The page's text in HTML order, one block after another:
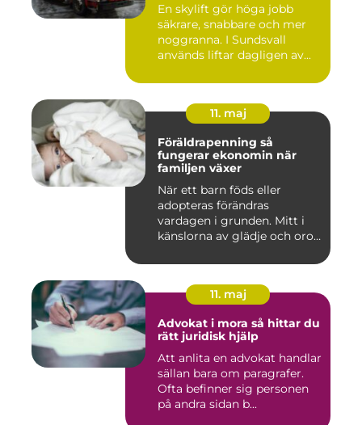
En skylift gör höga jobb
säkrare, snabbare och mer
noggranna. I Sundsvall
används liftar dagligen av...
11. maj
Föräldrapenning så
fungerar ekonomin när
familjen växer
När ett barn föds eller
adopteras förändras
vardagen i grunden. Mitt i
känslorna av glädje och oro
11. maj
Advokat i mora så hittar du
rätt juridisk hjälp
Att anlita en advokat handlar
sällan bara om paragrafer.
Ofta befinner sig personen
på andra sidan b...